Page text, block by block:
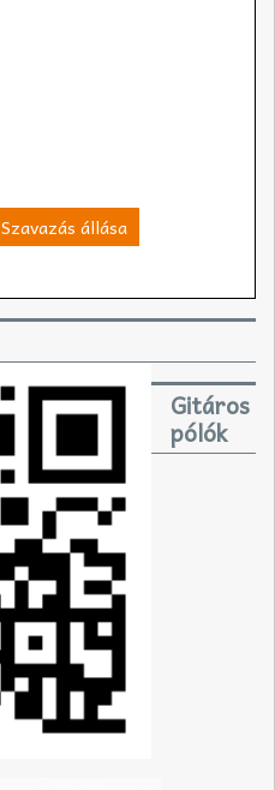
Szavazás állása
Gitáros
pólók